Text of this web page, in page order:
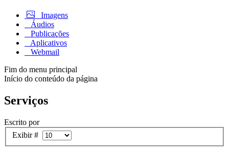
Imagens
Áudios
Publicações
Aplicativos
Webmail
Fim do menu principal
Início do conteúdo da página
Serviços
Escrito por
Exibir #